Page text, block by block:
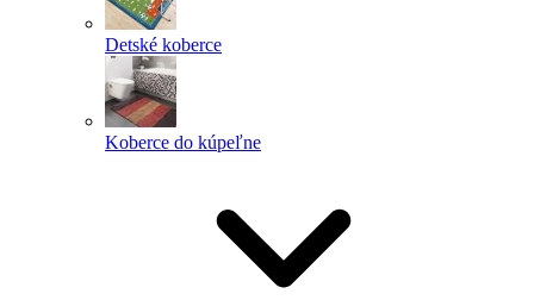
Detské koberce
Koberce do kúpeľne